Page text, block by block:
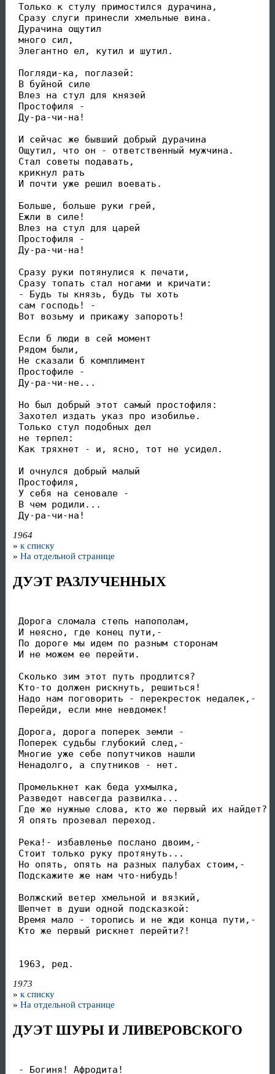
Только к стулу примостился дурачина,
Сразу слуги принесли хмельные вина.
Дурачина ощутил
много сил,
Элегантно ел, кутил и шутил.
Погляди-ка, поглазей:
В буйной силе
Влез на стул для князей
Простофиля -
Ду-ра-чи-на!
И сейчас же бывший добрый дурачина
Ощутил, что он - ответственный мужчина.
Стал советы подавать,
крикнул рать
И почти уже решил воевать.
Больше, больше руки грей,
Ежли в силе!
Влез на стул для царей
Простофиля -
Ду-ра-чи-на!
Сразу руки потянулися к печати,
Сразу топать стал ногами и кричати:
- Будь ты князь, будь ты хоть
сам господь! -
Вот возьму и прикажу запороть!
Если б люди в сей момент
Рядом были,
Не сказали б комплимент
Простофиле -
Ду-ра-чи-не...
Но был добрый этот самый простофиля:
Захотел издать указ про изобилье.
Только стул подобных дел
не терпел:
Как тряхнет - и, ясно, тот не усидел.
И очнулся добрый малый
Простофиля,
У себя на сеновале -
В чем родили...
Ду-ра-чи-на!
1964
» к списку
» На отдельной странице
ДУЭТ РАЗЛУЧЕННЫХ
Дорога сломала степь напополам,
И неясно, где конец пути,-
По дороге мы идем по разным сторонам
И не можем ее перейти.
Сколько зим этот путь продлится?
Кто-то должен рискнуть, решиться!
Надо нам поговорить - перекресток недалек,-
Перейди, если мне невдомек!
Дорога, дорога поперек земли -
Поперек судьбы глубокий след,-
Многие уже себе попутчиков нашли
Ненадолго, а спутников - нет.
Промелькнет как беда ухмылка,
Разведет навсегда развилка...
Где же нужные слова, кто же первый их найдет?
Я опять прозевал переход.
Река!- избавленье послано двоим,-
Стоит только руку протянуть...
Но опять, опять на разных палубах стоим,-
Подскажите же нам что-нибудь!
Волжский ветер хмельной и вязкий,
Шепчет в души одной подсказкой:
Время мало - торопись и не жди конца пути,-
Кто же первый рискнет перейти?!
1963, ред.
1973
» к списку
» На отдельной странице
ДУЭТ ШУРЫ И ЛИВЕРОВСКОГО
- Богиня! Афродита!